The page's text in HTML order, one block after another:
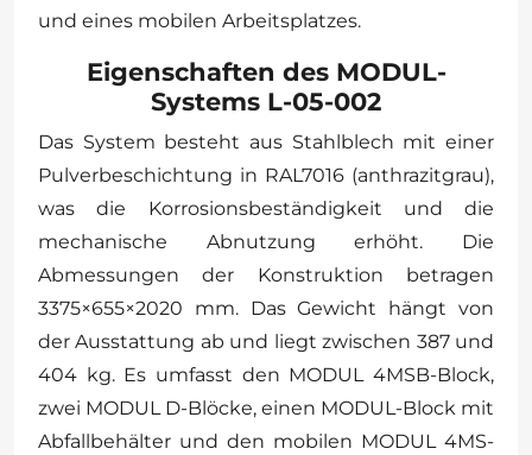
und eines mobilen Arbeitsplatzes.
Eigenschaften des MODUL-
Systems L-05-002
Das System besteht aus Stahlblech mit einer
Pulverbeschichtung in RAL7016 (anthrazitgrau),
was die Korrosionsbeständigkeit und die
mechanische Abnutzung erhöht. Die
Abmessungen der Konstruktion betragen
3375×655×2020 mm. Das Gewicht hängt von
der Ausstattung ab und liegt zwischen 387 und
404 kg. Es umfasst den MODUL 4MSB-Block,
zwei MODUL D-Blöcke, einen MODUL-Block mit
Abfallbehälter und den mobilen MODUL 4MS-